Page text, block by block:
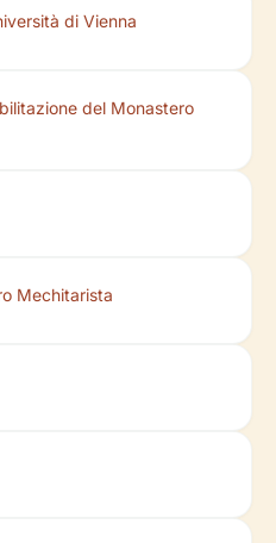
di Vienna
del Monastero
Mechitarista